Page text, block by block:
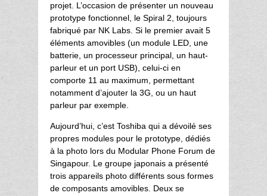
projet. L’occasion de présenter un nouveau
prototype fonctionnel, le Spiral 2, toujours
fabriqué par NK Labs. Si le premier avait 5
éléments amovibles (un module LED, une
batterie, un processeur principal, un haut-
parleur et un port USB), celui-ci en
comporte 11 au maximum, permettant
notamment d’ajouter la 3G, ou un haut
parleur par exemple.
Aujourd’hui, c’est Toshiba qui a dévoilé ses
propres modules pour le prototype, dédiés
à la photo lors du Modular Phone Forum de
Singapour. Le groupe japonais a présenté
trois appareils photo différents sous formes
de composants amovibles. Deux se